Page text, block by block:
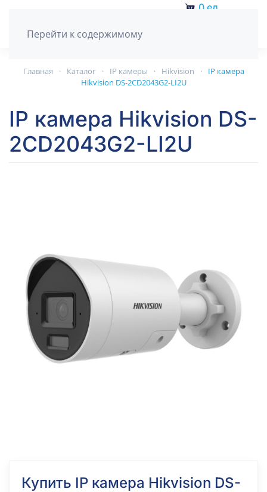
Перейти к содержимому
0 ед.
Главная Каталог IP камеры Hikvision
IP камера
Hikvision DS-2CD2043G2-LI2U
IP камера Hikvision DS-
2CD2043G2-LI2U
Купить IP камера Hikvision DS-